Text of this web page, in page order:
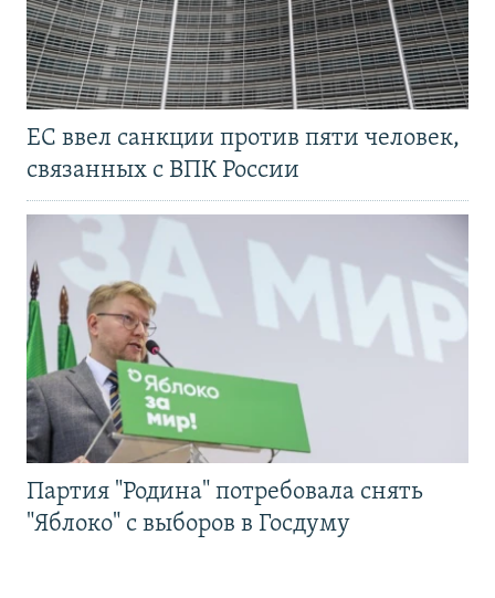
ЕС ввел санкции против пяти человек,
связанных с ВПК России
Партия "Родина" потребовала снять
"Яблоко" с выборов в Госдуму